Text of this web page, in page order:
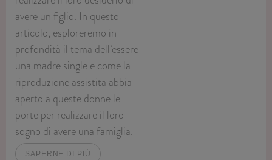
avere un figlio. In questo
articolo, esploreremo in
profondità il tema dell’essere
una madre single e come la
riproduzione assistita abbia
aperto a queste donne le
porte per realizzare il loro
sogno di avere una famiglia.
SAPERNE DI PIÙ